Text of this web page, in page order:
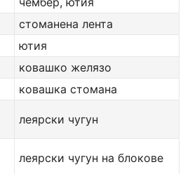
стоманена лента
ютия
ковашко желязо
ковашка стомана
леярски чугун
леярски чугун на блокове